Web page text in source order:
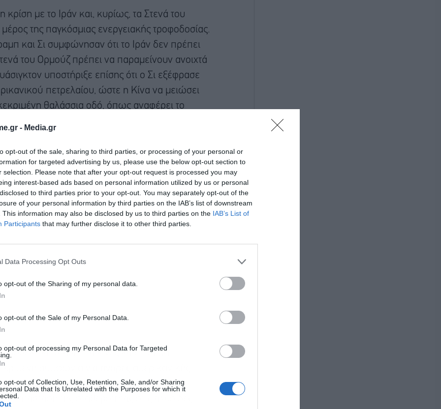
- Media.gr
opt-out of the sale, sharing to third parties, or processing of your personal or
for targeted advertising by us, please use the below opt-out section to
selection. Please note that after your opt-out request is processed you may
interest-based ads based on personal information utilized by us or personal
to third parties prior to your opt-out. You may separately opt-out of the
of your personal information by third parties on the IAB’s list of downstream
This information may also be disclosed by us to third parties on the IAB’s List of
Participants that may further disclose it to other third parties.
Data Processing Opt Outs
opt-out of the Sharing of my personal data.
opt-out of the Sale of my Personal Data.
opt-out of processing my Personal Data for Targeted
opt-out of Collection, Use, Retention, Sale, and/or Sharing
Data that Is Unrelated with the Purposes for which it
με το Ιράν και, κυρίως, τα Στενά του
της παγκόσμιας ενεργειακής τροφοδοσίας.
και Σι συμφώνησαν ότι το Ιράν δεν πρέπει
του Ορμούζ πρέπει να παραμείνουν ανοιχτά
υποστήριξε επίσης ότι ο Σι εξέφρασε
πετρελαίου, ώστε η Κίνα να μειώσει
θαλάσσια οδό, όπως αναφέρει το
στάση. Τα κινεζικά επίσημα
συμφωνία για αγορές αμερικανικής
Κίνας περιορίστηκε να ζητήσει ταχεία
της σταθερότητας στις αλυσίδες